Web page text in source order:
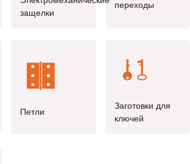
защелки
переходы
Петли
Заготовки для
ключей